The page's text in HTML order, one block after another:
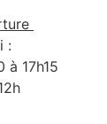
:
à 17h15